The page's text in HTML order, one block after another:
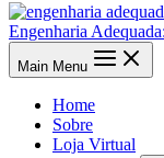
Engenharia
Main Menu
Home
Sobre
Loja Virtual